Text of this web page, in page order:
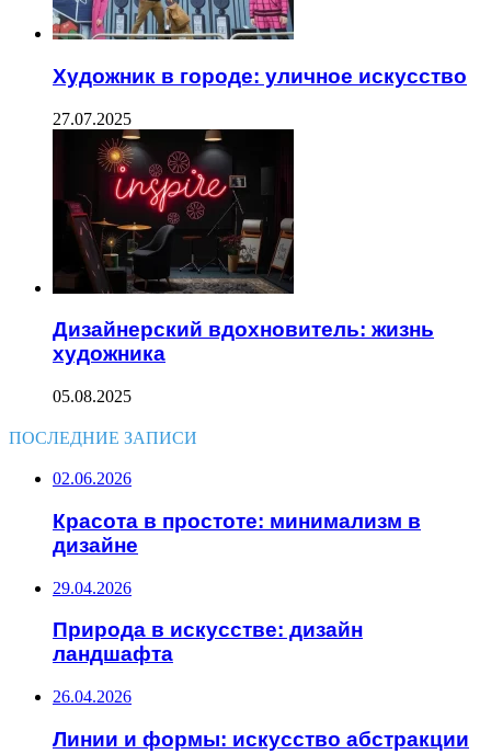
Художник в городе: уличное искусство
27.07.2025
Дизайнерский вдохновитель: жизнь
художника
05.08.2025
ПОСЛЕДНИЕ ЗАПИСИ
02.06.2026
Красота в простоте: минимализм в
дизайне
29.04.2026
Природа в искусстве: дизайн
ландшафта
26.04.2026
Линии и формы: искусство абстракции